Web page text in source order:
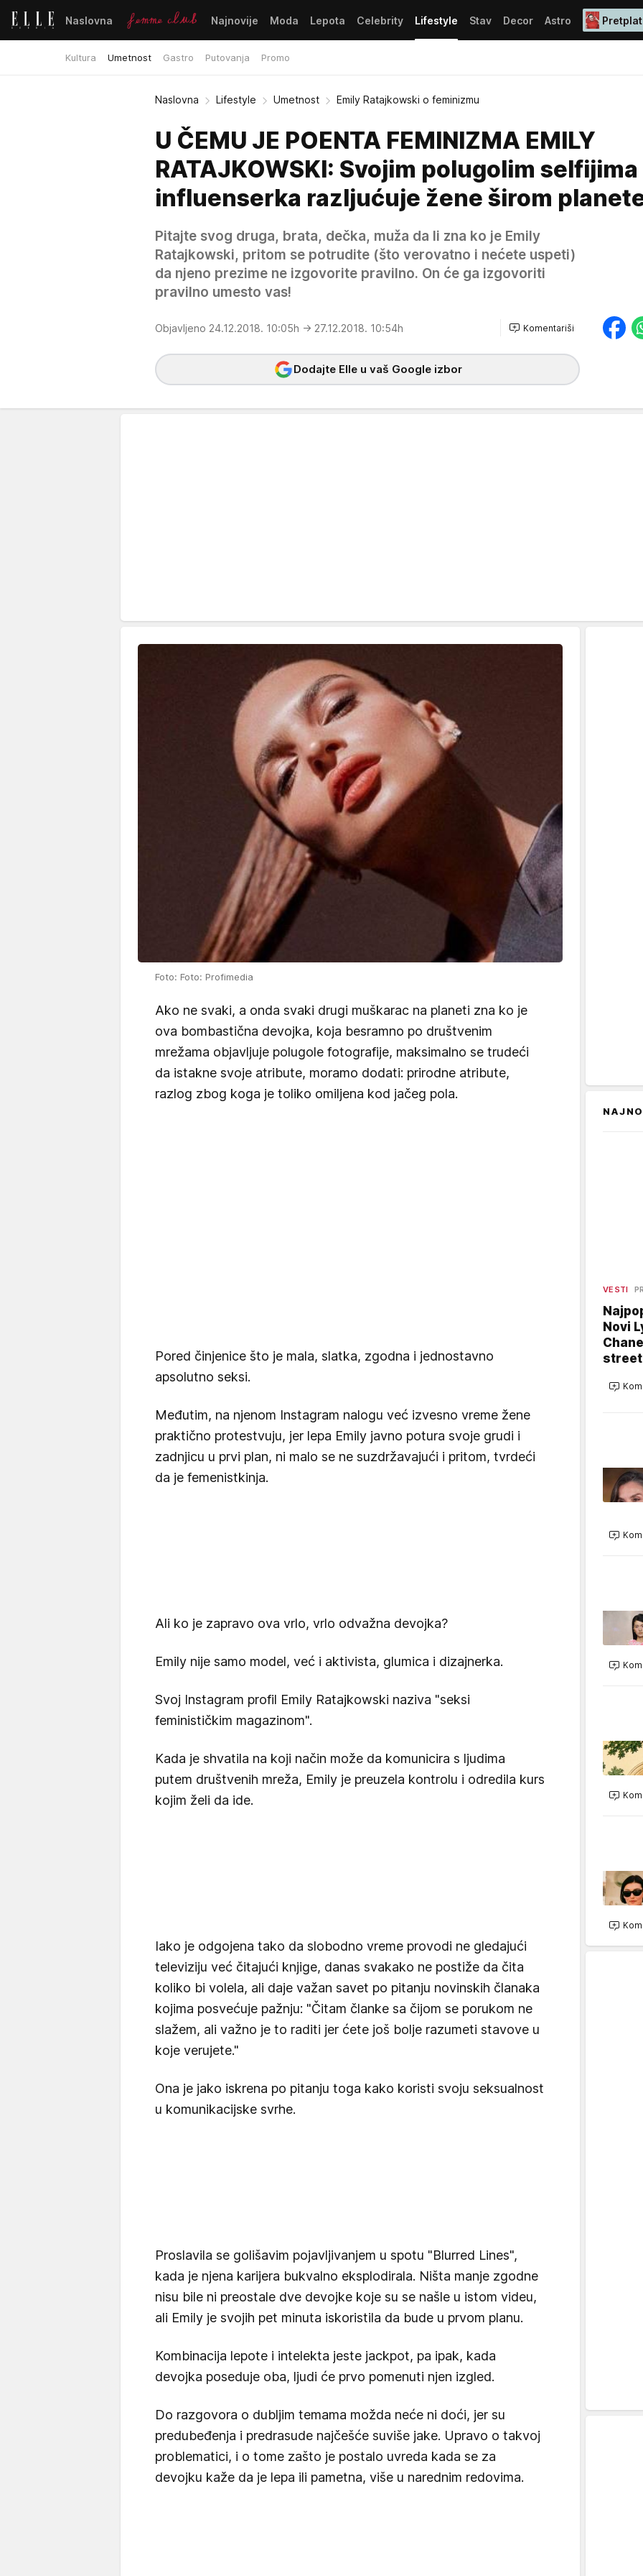
Naslovna Najnovije Moda Lepota Celebrity Lifestyle
Kultura Umetnost Gastro Putovanja Promo
Stav Decor Astro
Naslovna Lifestyle Umetnost Emily Ratajkowski o feminizmu
U ČEMU JE POENTA FEMINIZMA EMILY
RATAJKOWSKI: Svojim polugolim selfijima
influenserka razljućuje žene širom
Pitajte svog druga, brata, dečka, muža da li zna ko je Emily
Ratajkowski, pritom se potrudite (što verovatno i nećete uspeti)
da njeno prezime ne izgovorite pravilno. On će ga izgovoriti
pravilno umesto vas!
Objavljeno 24.12.2018. 10:05h → 27.12.2018. 10:54h Komentariši
Dodajte Elle u vaš Google izbor
Foto: Foto: Profimedia
Ako ne svaki, a onda svaki drugi muškarac na planeti zna ko je
ova bombastična devojka, koja besramno po društvenim
mrežama objavljuje polugole fotografije, maksimalno se trudeći
da istakne svoje atribute, moramo dodati: prirodne atribute,
razlog zbog koga je toliko omiljena kod jačeg pola.
Pored činjenice što je mala, slatka, zgodna i jednostavno
apsolutno seksi.
Međutim, na njenom Instagram nalogu već izvesno vreme žene
praktično protestvuju, jer lepa Emily javno potura svoje grudi i
zadnjicu u prvi plan, ni malo se ne suzdržavajući i pritom, tvrdeći
da je femenistkinja.
Ali ko je zapravo ova vrlo, vrlo odvažna devojka?
Emily nije samo model, već i aktivista, glumica i dizajnerka.
Svoj Instagram profil Emily Ratajkowski naziva "seksi
feminističkim magazinom".
Kada je shvatila na koji način može da komunicira s ljudima
putem društvenih mreža, Emily je preuzela kontrolu i odredila kurs
kojim želi da ide.
Iako je odgojena tako da slobodno vreme provodi ne gledajući
televiziju već čitajući knjige, danas svakako ne postiže da čita
koliko bi volela, ali daje važan savet po pitanju novinskih članaka
kojima posvećuje pažnju: "Čitam članke sa čijom se porukom ne
slažem, ali važno je to raditi jer ćete još bolje razumeti stavove u
koje verujete."
Ona je jako iskrena po pitanju toga kako koristi svoju seksualnost
u komunikacijske svrhe.
Proslavila se golišavim pojavljivanjem u spotu "Blurred Lines",
kada je njena karijera bukvalno eksplodirala. Ništa manje zgodne
nisu bile ni preostale dve devojke koje su se našle u istom videu,
ali Emily je svojih pet minuta iskoristila da bude u prvom planu.
Kombinacija lepote i intelekta jeste jackpot, pa ipak, kada
devojka poseduje oba, ljudi će prvo pomenuti njen izgled.
Do razgovora o dubljim temama možda neće ni doći, jer su
predubeđenja i predrasude najčešće suviše jake. Upravo o takvoj
problematici, i o tome zašto je postalo uvreda kada se za
devojku kaže da je lepa ili pametna, više u narednim redovima.
VESTI
Novi